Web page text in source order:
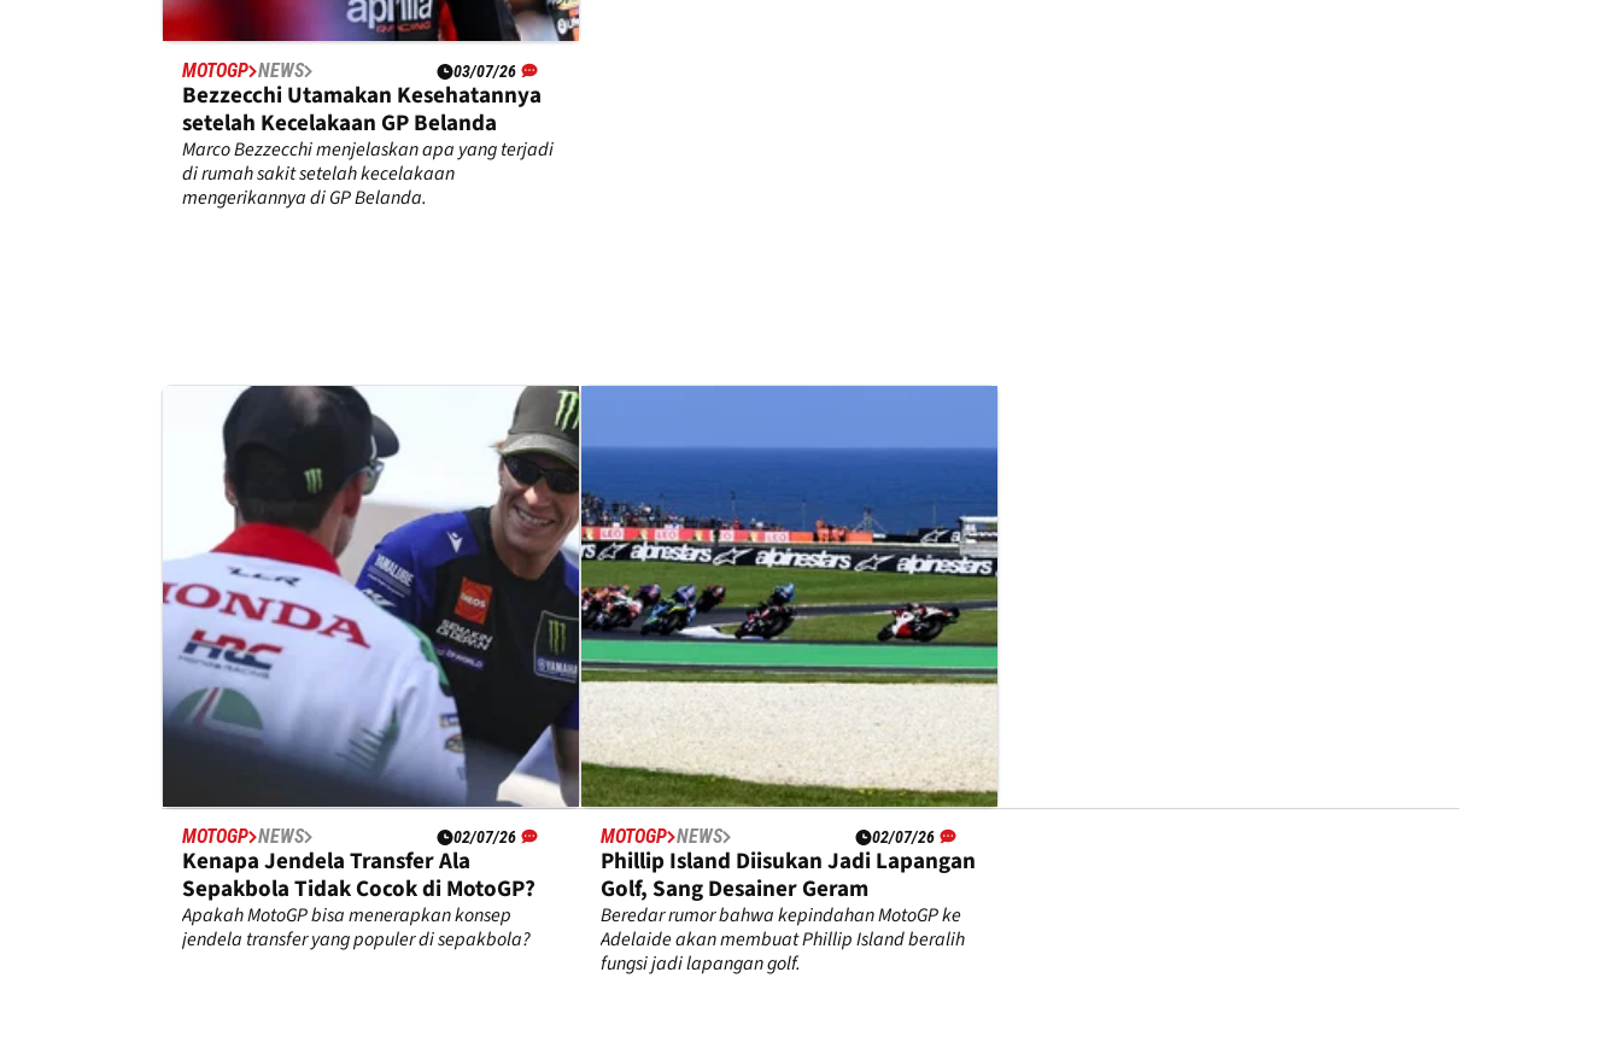
MOTOGP NEWS 03/07/26
Bezzecchi Utamakan Kesehatannya
setelah Kecelakaan GP Belanda
Marco Bezzecchi menjelaskan apa yang terjadi
di rumah sakit setelah kecelakaan
mengerikannya di GP Belanda.
MOTOGP NEWS 02/07/26
Kenapa Jendela Transfer Ala
Sepakbola Tidak Cocok di MotoGP?
Apakah MotoGP bisa menerapkan konsep
jendela transfer yang populer di sepakbola?
MOTOGP NEWS 02/07/26
Phillip Island Diisukan Jadi Lapangan
Golf, Sang Desainer Geram
Beredar rumor bahwa kepindahan MotoGP ke
Adelaide akan membuat Phillip Island beralih
fungsi jadi lapangan golf.